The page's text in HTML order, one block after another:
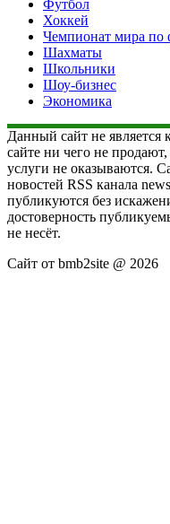
Футбол
Хоккей
Чемпионат мира по
Шахматы
Школьники
Шоу-бизнес
Экономика
Данный сайт не
сайте ни чего не
услуги не оказываются.
новостей RSS канала
публикуются без
достоверность
не несёт.
Сайт от bmb2site @ 2026